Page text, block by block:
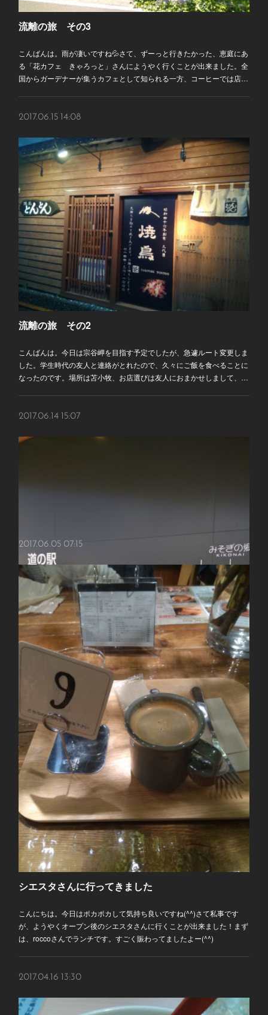
流離の旅 その3
こんばんは。雨が凄いですね💦さて、ずーっと行きたかった、恵庭にあ
る「花カフェ きゃろっと」さんにようやく行くことが出来ました。全
国からガーデナーが集うカフェとして知られる一方、コーヒーでは店…
2017.06.15 14:08
流離の旅 その2
こんばんは。今日は宗谷岬を目指す予定でしたが、急遽ルート変更しま
した。学生時代の友人と連絡がとれたので、久々にご飯を食べることに
なったのです。場所は苫小牧、お店選びは友人におまかせしまして、…
2017.06.14 15:07
流離の旅 その1
こんばんは。なーんにも決めてない、完全ノープランの旅がスタートし
ました。
2017.06.05 07:15
シエスタさんに行ってきました
こんにちは。今日はポカポカして気持ち良いですね(^^)さて私事です
が、ようやくオープン後のシエスタさんに行くことが出来ました！まず
は、roccoさんでランチです。すごく賑わってましたよー(^^)
2017.04.16 13:30